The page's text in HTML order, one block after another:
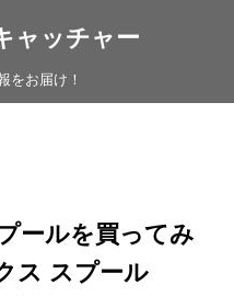
ャッチャー
をお届け！
ールを買ってみ
ス スプール